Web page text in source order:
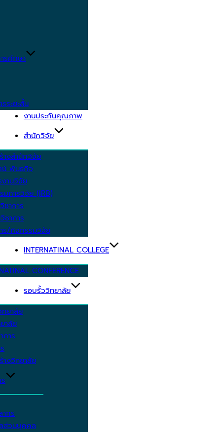
รศึกษา
ระยะสั้น
งานประกันคุณภาพ
สำนักวิจัย
างสำนักวิจัย
น์ พันธกิจ
งานวิจัย
มการวิจัย (IRB)
ชาการ
ชาการ
ร/กิจกรรมวิจัย
INTERNATINAL COLLEGE
CONFERENCE
รอบรั้ววิทยาลัย
ทยาลัย
าลัย
การ
างวิทยาลัย
กร
ส่วนบุคคล